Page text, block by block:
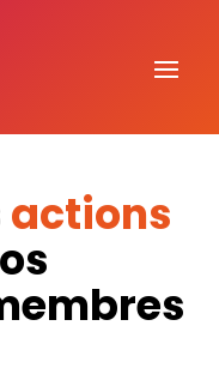
actions